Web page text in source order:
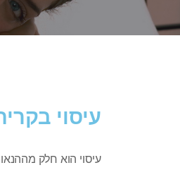
עיסוי
עיסוי הוא חלק